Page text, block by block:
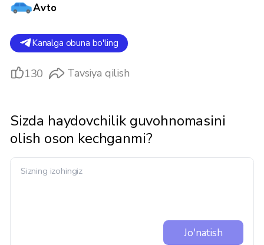
Avto
Kanalga obuna bo'ling
130 Tavsiya qilish
Sizda haydovchilik guvohnomasini
olish oson kechganmi?
Jo'natish